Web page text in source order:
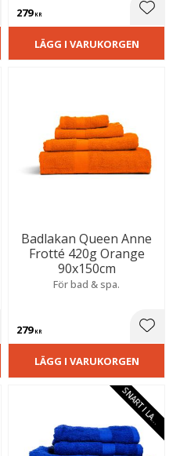
till i favoriter
279KR
LÄGG I VARUKORGEN
till i favoriter
Badlakan Queen Anne
Frotté 420g Orange
90x150cm
För bad & spa.
279KR
LÄGG I VARUKORGEN
S
N
A
R
T
I
L
A
G
E
R